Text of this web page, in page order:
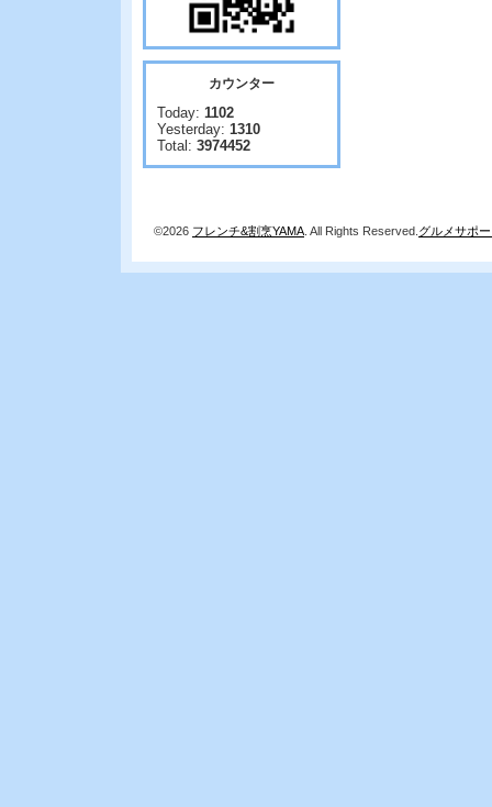
カウンター
Today: 1102
Yesterday: 1310
Total: 3974452
©2026 フレンチ&割烹YAMA . All Rights Reserved. グルメサポ